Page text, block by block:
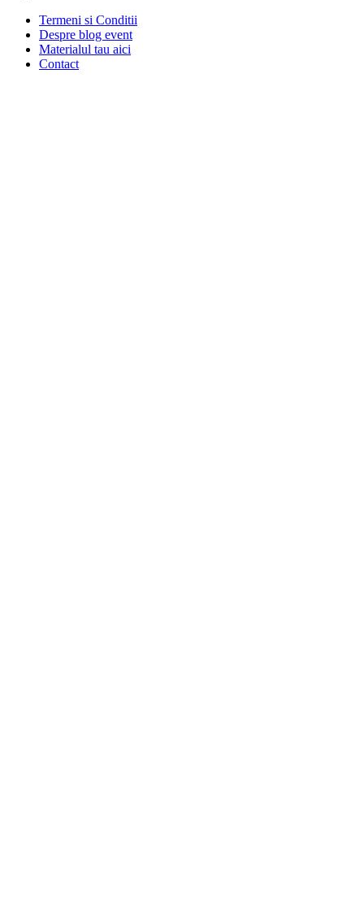
Termeni si Conditii
Despre blog event
Materialul tau aici
Contact